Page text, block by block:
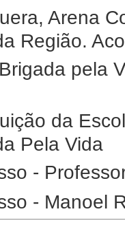
Arena
Região.
pela
da
Pela Vida
-
- Manoel